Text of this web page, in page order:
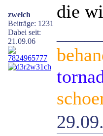
zwelch
Beiträge: 1231
Dabei seit:
21.09.06
die